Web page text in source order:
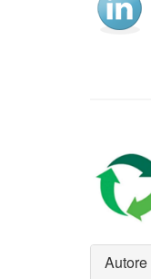
Autore